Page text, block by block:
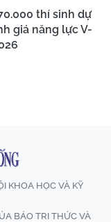
thí sinh dự
giá năng lực V-
KHOA HỌC VÀ KỸ
BÁO TRI THỨC VÀ